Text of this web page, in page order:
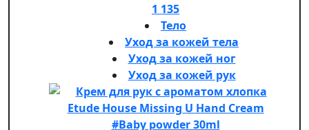
1 135
Тело
Уход за кожей тела
Уход за кожей ног
Уход за кожей рук